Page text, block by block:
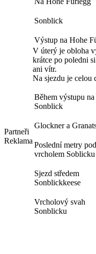
Partneři
Reklama
Sonblick
Výstup na Hohe
V úterý je obloha
krátce po poledni
ani vítr.
Na sjezdu je celou
Během výstupu na
Sonblick
Glockner a
Poslední metry pod
vrcholem Soblicku
Sjezd středem
Sonblickkeese
Vrcholový svah
Sonblicku